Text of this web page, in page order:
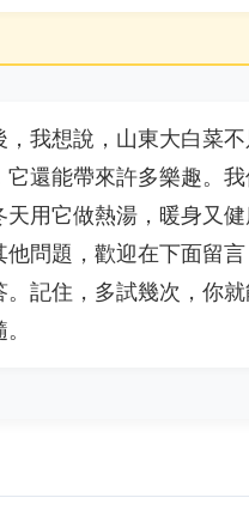
，我想說，山東大白菜
它還能帶來許多樂趣。
天用它做熱湯，暖身又
他問題，歡迎在下面留
。記住，多試幾次，你